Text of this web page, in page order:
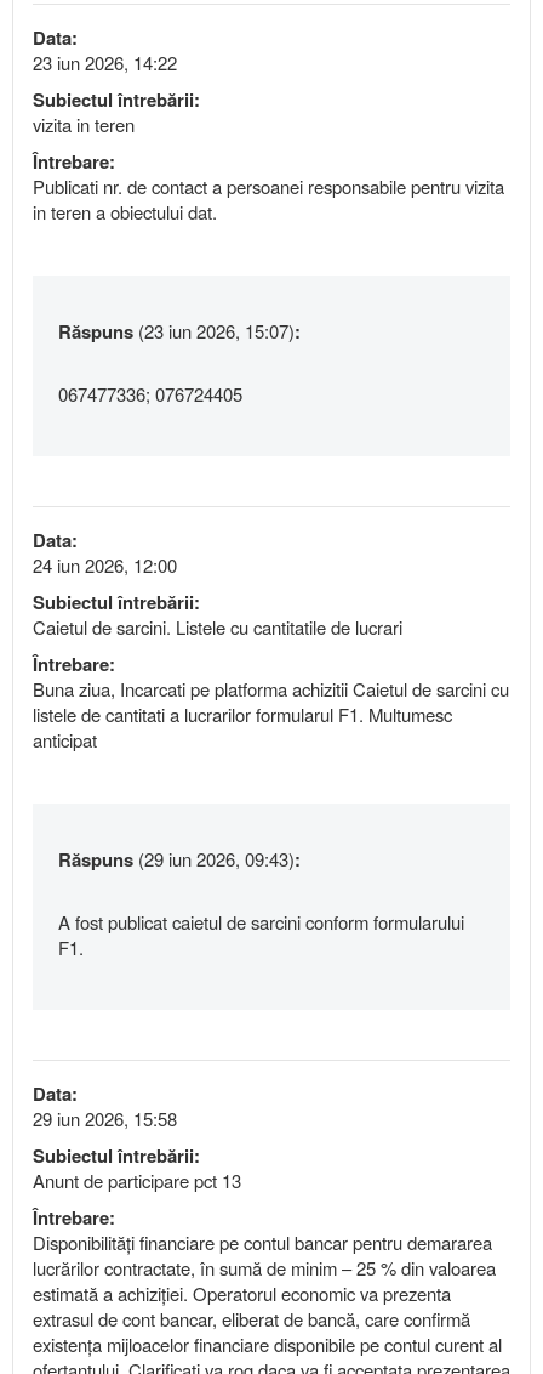
Data:
23 iun 2026, 14:22
Subiectul întrebării:
vizita in teren
Întrebare:
Publicati nr. de contact a persoanei responsabile pentru vizita
in teren a obiectului dat.
Răspuns (23 iun 2026, 15:07):
067477336; 076724405
Data:
24 iun 2026, 12:00
Subiectul întrebării:
Caietul de sarcini. Listele cu cantitatile de lucrari
Întrebare:
Buna ziua, Incarcati pe platforma achizitii Caietul de sarcini cu
listele de cantitati a lucrarilor formularul F1. Multumesc
anticipat
Răspuns (29 iun 2026, 09:43):
A fost publicat caietul de sarcini conform formularului
F1.
Data:
29 iun 2026, 15:58
Subiectul întrebării:
Anunt de participare pct 13
Întrebare:
Disponibilități financiare pe contul bancar pentru demararea
lucrărilor contractate, în sumă de minim – 25 % din valoarea
estimată a achiziției. Operatorul economic va prezenta
extrasul de cont bancar, eliberat de bancă, care confirmă
existența mijloacelor financiare disponibile pe contul curent al